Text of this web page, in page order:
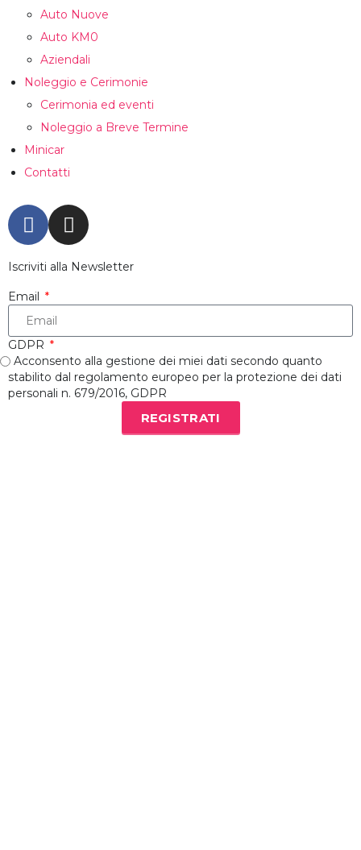
Auto Nuove
Auto KM0
Aziendali
Noleggio e Cerimonie
Cerimonia ed eventi
Noleggio a Breve Termine
Minicar
Contatti
Iscriviti alla Newsletter
Email
GDPR
Acconsento alla gestione dei miei dati secondo quanto
stabilito dal regolamento europeo per la protezione dei dati
personali n. 679/2016, GDPR
REGISTRATI